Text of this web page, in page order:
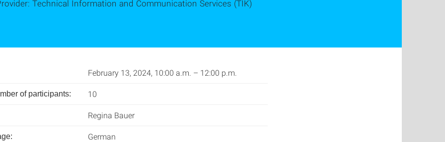
Technical Information and Communication Services (TIK)
February 13, 2024, 10:00 a.m. – 12:00 p.m.
of participants: 10
Regina Bauer
German